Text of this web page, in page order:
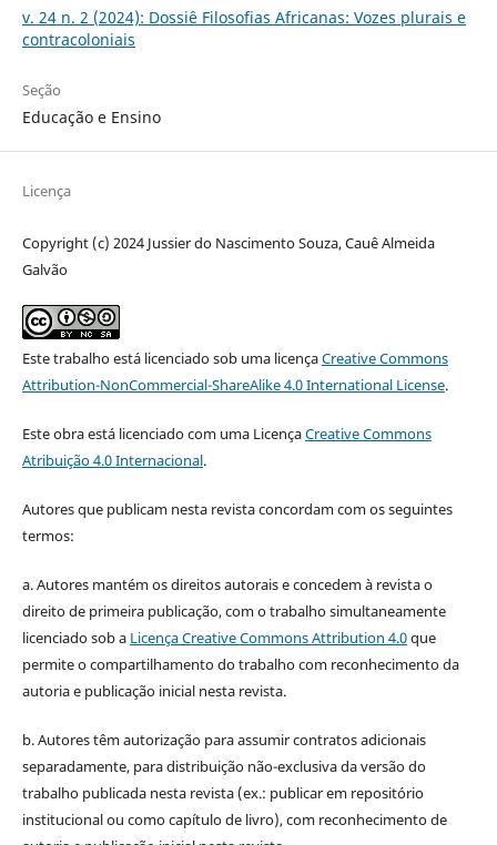
v. 24 n. 2 (2024): Dossiê Filosofias Africanas: Vozes plurais e
contracoloniais
Seção
Educação e Ensino
Licença
Copyright (c) 2024 Jussier do Nascimento Souza, Cauê Almeida
Galvão
Este trabalho está licenciado sob uma licençaCreative Commons
Attribution-NonCommercial-ShareAlike 4.0 International License.
Este obra está licenciado com uma LicençaCreative Commons
Atribuição 4.0 Internacional.
Autores que publicam nesta revista concordam com os seguintes
termos:
a. Autores mantém os direitos autorais e concedem à revista o
direito de primeira publicação, com o trabalho simultaneamente
licenciado sob a Licença Creative Commons Attribution 4.0que
permite o compartilhamento do trabalho com reconhecimento da
autoria e publicação inicial nesta revista.
b. Autores têm autorização para assumir contratos adicionais
separadamente, para distribuição não-exclusiva da versão do
trabalho publicada nesta revista (ex.: publicar em repositório
institucional ou como capítulo de livro), com reconhecimento de